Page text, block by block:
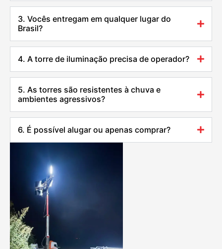
3. Vocês entregam em qualquer lugar do
Brasil?
4. A torre de iluminação precisa de operador?
5. As torres são resistentes à chuva e
ambientes agressivos?
6. É possível alugar ou apenas comprar?